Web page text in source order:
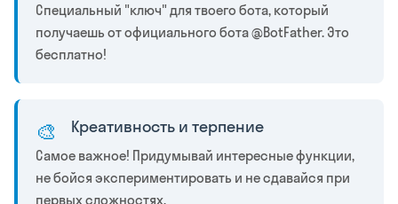
Специальный "ключ" для твоего бота, который
получаешь от официального бота @BotFather. Это
бесплатно!
🎨 Креативность и терпение
Самое важное! Придумывай интересные функции,
не бойся экспериментировать и не сдавайся при
первых сложностях.